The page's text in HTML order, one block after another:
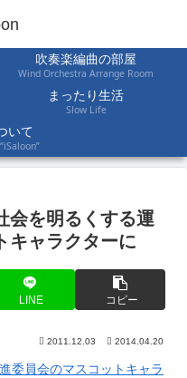
吹奏楽編曲の部屋
Wind Orchestra Arrange Room
まったり生活
Slow Life
いて
会を明るくする運
キャラクターに
LINE コピー
2011.12.03 2014.04.20
委員会のマスコットキャラ